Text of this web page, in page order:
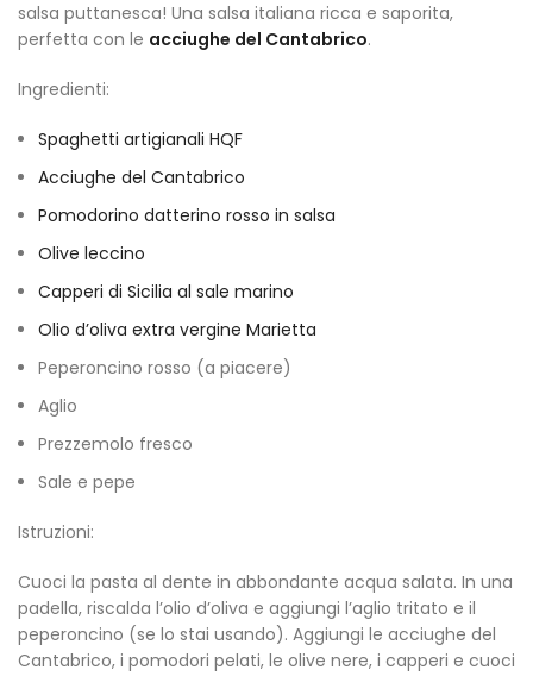
salsa puttanesca! Una salsa italiana ricca e saporita,
perfetta con le acciughe del Cantabrico.
Ingredienti:
Spaghetti artigianali HQF
Acciughe del Cantabrico
Pomodorino datterino rosso in salsa
Olive leccino
Capperi di Sicilia al sale marino
Olio d’oliva extra vergine Marietta
Peperoncino rosso (a piacere)
Aglio
Prezzemolo fresco
Sale e pepe
Istruzioni:
Cuoci la pasta al dente in abbondante acqua salata. In una
padella, riscalda l’olio d’oliva e aggiungi l’aglio tritato e il
peperoncino (se lo stai usando). Aggiungi le acciughe del
Cantabrico, i pomodori pelati, le olive nere, i capperi e cuoci